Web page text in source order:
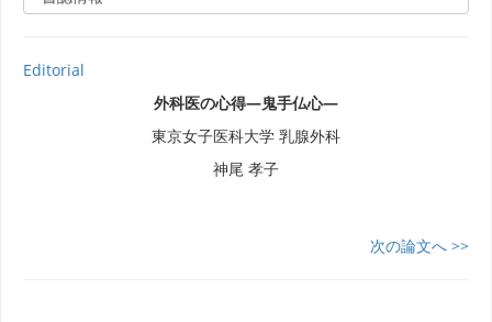
Editorial
外科医の心得―鬼手仏心―
東京女子医科大学 乳腺外科
神尾 孝子
次の論文へ >>